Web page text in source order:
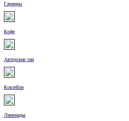
Гарниры
Кофе
Авторские чаи
Коктейли
Лимонады